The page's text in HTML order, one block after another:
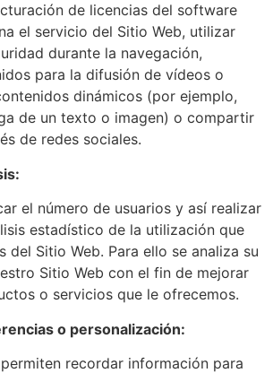
de licencias del software
el servicio del Sitio Web, utilizar
durante la navegación,
para la difusión de vídeos o
dinámicos (por ejemplo,
de un texto o imagen) o compartir
de redes sociales.
el número de usuarios y así realizar
estadístico de la utilización que
del Sitio Web. Para ello se analiza su
Sitio Web con el fin de mejorar
o servicios que le ofrecemos.
o personalización:
recordar información para